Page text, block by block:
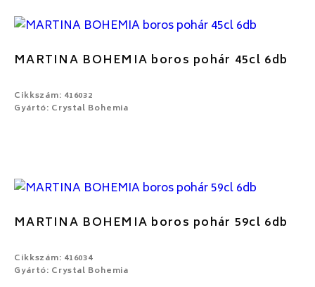
MARTINA BOHEMIA boros pohár 45cl 6db
Cikkszám: 416032
Gyártó: Crystal Bohemia
MARTINA BOHEMIA boros pohár 59cl 6db
Cikkszám: 416034
Gyártó: Crystal Bohemia